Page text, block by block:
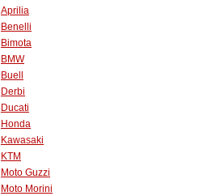
Aprilia
Benelli
Bimota
BMW
Buell
Derbi
Ducati
Honda
Kawasaki
KTM
Moto Guzzi
Moto Morini